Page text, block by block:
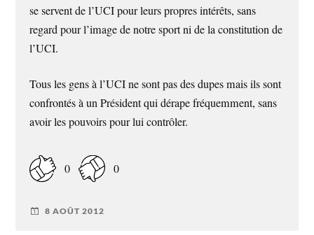
se servent de l’UCI pour leurs propres intérêts, sans
regard pour l’image de notre sport ni de la constitution de
l’UCI.
Tous les gens à l’UCI ne sont pas des dupes mais ils sont
confrontés à un Président qui dérape fréquemment, sans
avoir les pouvoirs pour lui contrôler.
0 0
8 AOÛT 2012